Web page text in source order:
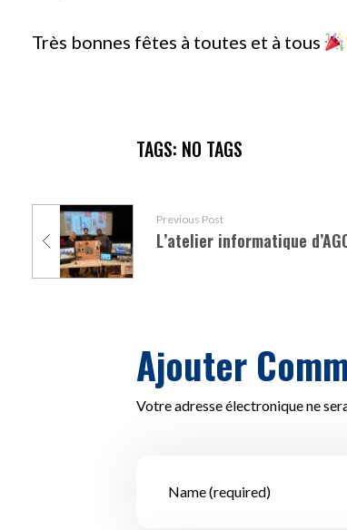
Très bonnes fêtes à toutes et à tous
TAGS: NO TAGS
Previous Post
Ajouter
Votre adresse électronique ne